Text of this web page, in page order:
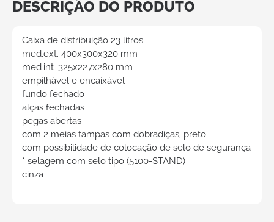
DESCRIÇÃO DO PRODUTO
Caixa de distribuição 23 litros
med.ext. 400x300x320 mm
med.int. 325x227x280 mm
empilhável e encaixável
fundo fechado
alças fechadas
pegas abertas
com 2 meias tampas com dobradiças, preto
com possibilidade de colocação de selo de segurança
* selagem com selo tipo (5100-STAND)
cinza